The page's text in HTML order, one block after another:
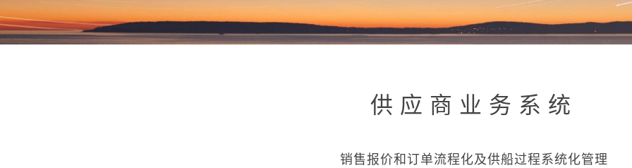
供应商业务系统
销售报价和订单流程化及供船过程系统化管理